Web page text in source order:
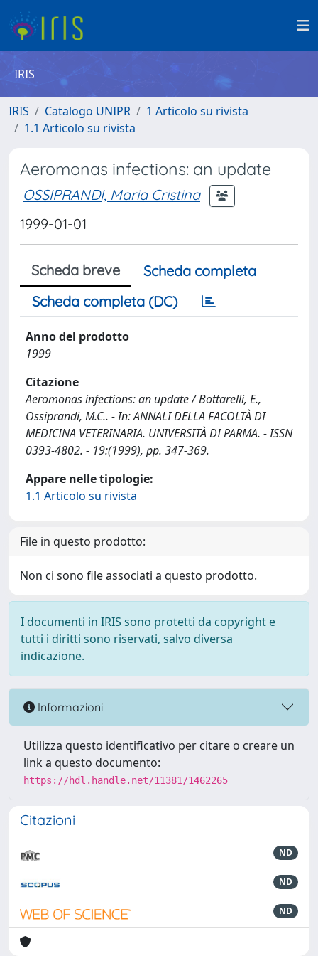
IRIS
IRIS Catalogo UNIPR
1 Articolo su rivista
1.1 Articolo su rivista
Aeromonas infections: an update
OSSIPRANDI, Maria Cristina
1999-01-01
Scheda breve
Scheda completa
Scheda completa (DC)
Anno del prodotto
1999
Citazione
Aeromonas infections: an update / Bottarelli, E.,
Ossiprandi, M.C.. - In: ANNALI DELLA FACOLTÀ DI
MEDICINA VETERINARIA. UNIVERSITÀ DI PARMA. - ISSN
0393-4802. - 19:(1999), pp. 347-369.
Appare nelle tipologie:
1.1 Articolo su rivista
File in questo prodotto:
Non ci sono file associati a questo prodotto.
I documenti in IRIS sono protetti da copyright e
tutti i diritti sono riservati, salvo diversa
indicazione.
Informazioni
Utilizza questo identificativo per citare o creare un
link a questo documento:
https://hdl.handle.net/11381/1462265
Citazioni
ND
ND
ND